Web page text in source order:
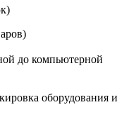
до компьютерной
оборудования и